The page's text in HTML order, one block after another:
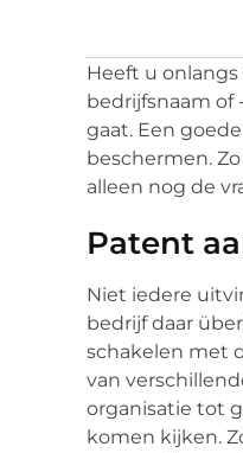
Heeft u
bedrijfsnaam
gaat. Een
beschermen.
alleen nog de
Patent
Niet iedere
bedrijf daar
schakelen met
van
organisatie tot
komen kijken.